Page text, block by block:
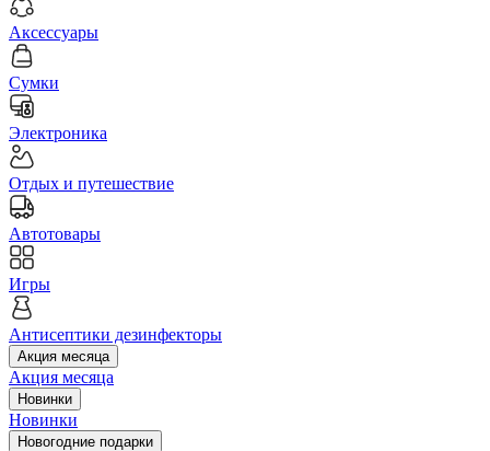
Аксессуары
Сумки
Электроника
Отдых и путешествие
Автотовары
Игры
Антисептики дезинфекторы
Акция месяца
Акция месяца
Новинки
Новинки
Новогодние подарки